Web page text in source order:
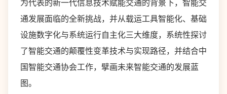
为代表的新一代信息技术赋能交通的背景下，智能交
通发展面临的全新挑战，并从载运工具智能化、基础
设施数字化与系统运行自主化三大维度，系统性探讨
了智能交通的颠覆性变革技术与实现路径，并结合中
国智能交通协会工作，擘画未来智能交通的发展蓝
图。